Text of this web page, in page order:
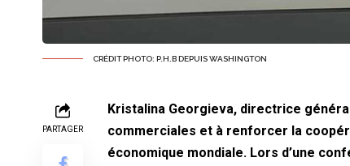
CRÉDIT PHOTO: P.H.B DEPUIS WASHINGTON
PARTAGER
Kristalina Georgieva, directrice
commerciales et à renforcer la
économique mondiale. Lors d’une